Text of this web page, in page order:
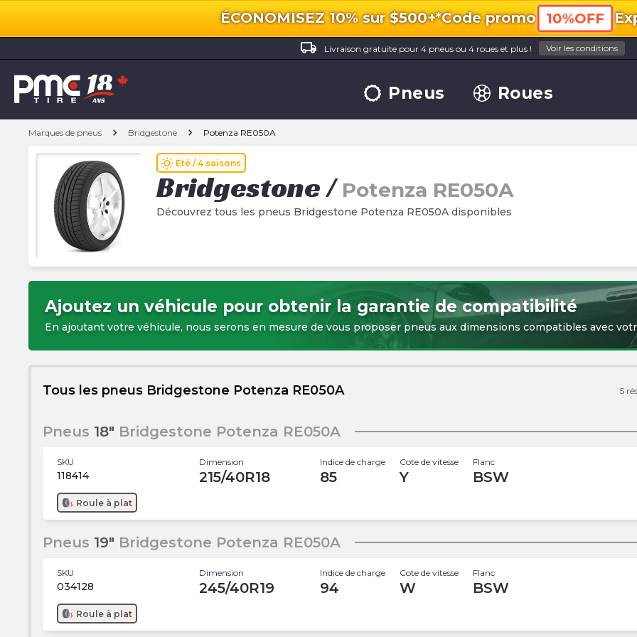
ÉCONOMISEZ 10% sur $500+*Code promo 10%OFF
local_shipping
Livraison gratuite pour 4 pneus ou 4 roues et plus ! Voir les conditions
Pneus Roues
Marques de pneus chevron_right Bridgestone chevron_right Potenza RE050A
wb_sunny Été / 4 saisons
Bridgestone/ Potenza RE050A
Découvrez tous les pneus Bridgestone Potenza RE050A disponibles
Ajoutez un véhicule pour obtenir la garantie de compatibilité
En ajoutant votre véhicule, nous serons en mesure de vous proposer pneus aux dimensions compatibles avec
Tous les pneus Bridgestone Potenza RE050A 5
Pneus 18" Bridgestone Potenza RE050A
SKU
118414
Dimension
215/40R18
Indice de charge
85
Cote de vitesse
Y
Flanc
BSW
Roule à plat
Pneus 19" Bridgestone Potenza RE050A
SKU
034128
Dimension
245/40R19
Indice de charge
94
Cote de vitesse
W
Flanc
BSW
Roule à plat